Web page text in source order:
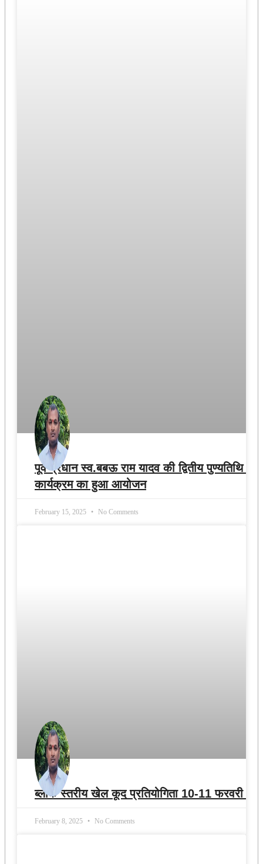
पूर्व प्रधान स्व.बबऊ राम यादव की द्वितीय पुण्यतिथि के
कार्यक्रम का हुआ आयोजन
February 15, 2025 No Comments
ब्लॉक स्तरीय खेल कूद प्रतियोगिता 10-11 फरवरी को
February 8, 2025 No Comments